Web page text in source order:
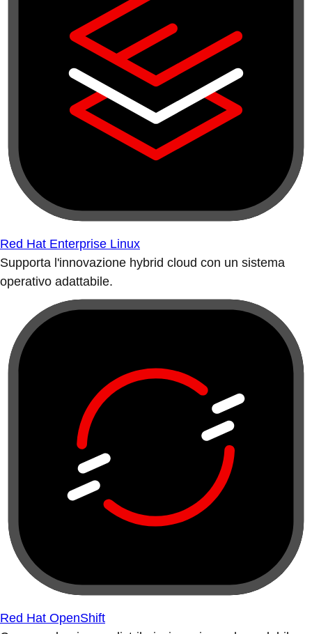
Red Hat Enterprise Linux
Supporta l'innovazione hybrid cloud con un sistema
operativo adattabile.
Red Hat OpenShift